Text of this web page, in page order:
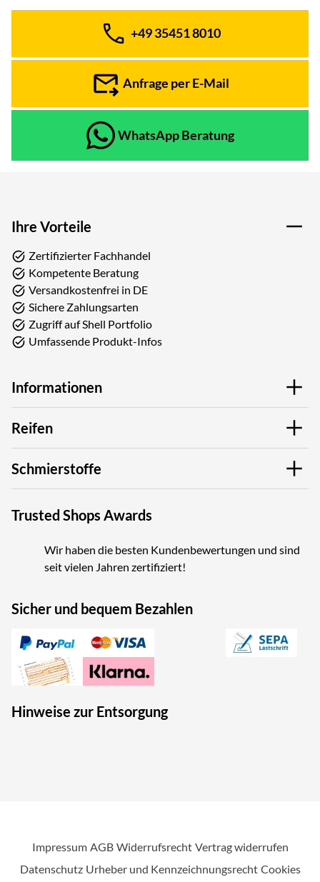
Telefon:
+49 35451 8010
Anfrage per E-Mail
WhatsApp Beratung
Ihre Vorteile
Zertifizierter Fachhandel
Kompetente Beratung
Versandkostenfrei in DE
Sichere Zahlungsarten
Zugriff auf Shell Portfolio
Umfassende Produkt-Infos
Informationen
Reifen
Schmierstoffe
Trusted Shops Awards
Wir haben die besten Kundenbewertungen und sind
seit vielen Jahren zertifiziert!
Sicher und bequem Bezahlen
Hinweise zur Entsorgung
Impressum AGB Widerrufsrecht Vertrag widerrufen
Datenschutz Urheber und Kennzeichnungsrecht Cookies